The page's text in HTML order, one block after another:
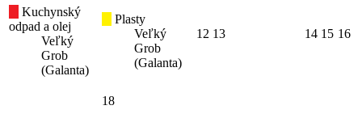
Kuchynský
odpad a olej
Veľký
Grob
(Galanta)
Plasty
Veľký
Grob
(Galanta)
12 13 14 15 16
18